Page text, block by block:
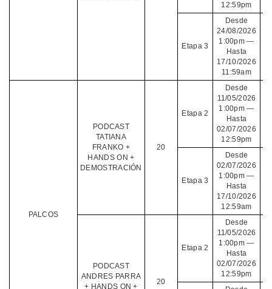
12:59pm
Etapa 3
Desde
24/08/2026
1:00pm —
Hasta
17/10/2026
11:59am
PALCOS
PODCAST
TATIANA
FRANKO +
HANDS ON +
DEMOSTRACIÓN
20
Etapa 2
Desde
11/05/2026
1:00pm —
Hasta
02/07/2026
12:59pm
Etapa 3
Desde
02/07/2026
1:00pm —
Hasta
17/10/2026
12:59am
PODCAST
ANDRES PARRA
+ HANDS ON +
20
Etapa 2
Desde
11/05/2026
1:00pm —
Hasta
02/07/2026
12:59pm